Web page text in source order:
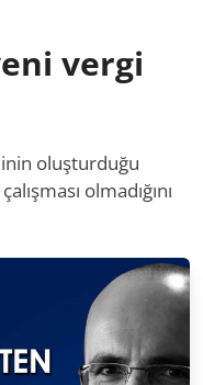
vergi
oluşturduğu
olmadığını